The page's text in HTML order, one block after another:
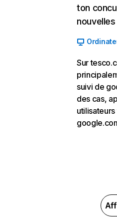
ton
Sur
suivi de
des cas,